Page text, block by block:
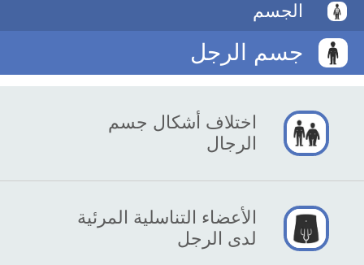
الجسم
جسم الرجل
اختلاف أشكال جسم
الرجال
الأعضاء التناسلية المرئية
لدى الرجل